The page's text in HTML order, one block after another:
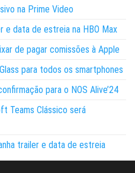
na Prime Video
e data de estreia na HBO Max
de pagar comissões à Apple
para todos os smartphones
para o NOS Alive’24
Teams Clássico será
trailer e data de estreia